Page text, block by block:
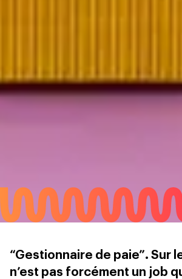
“Gestionnaire de paie”. Sur
n’est pas forcément un job